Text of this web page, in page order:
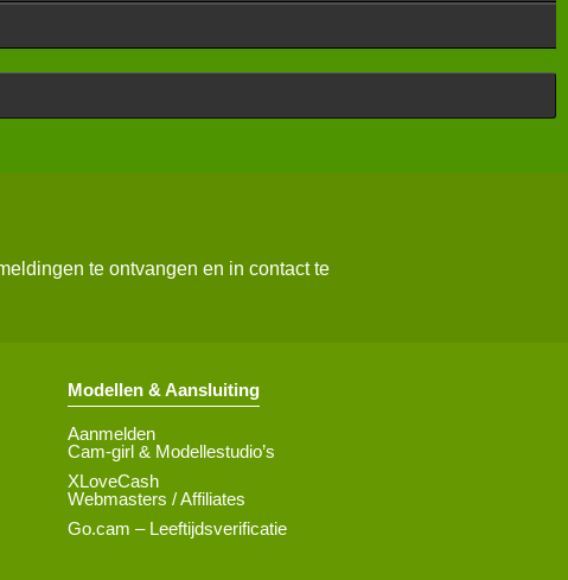
te ontvangen en in contact te
Modellen & Aansluiting
Aanmelden
Cam-girl & Modellestudio’s
XLoveCash
Webmasters / Affiliates
Go.cam – Leeftijdsverificatie